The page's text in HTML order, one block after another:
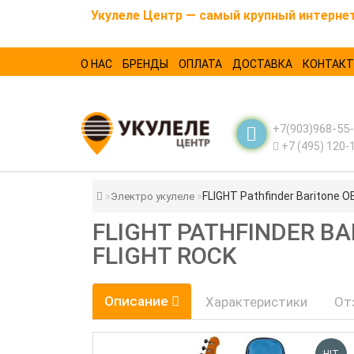
Укулеле Центр — самый крупный
О НАС БРЕНДЫ ОПЛАТА ДОСТАВКА
+7(903)968-
+7 (495) 120-
Электро укулеле FLIGHT Pathfinder Baritone
FLIGHT PATHFINDER
FLIGHT ROCK
Описание Характеристики